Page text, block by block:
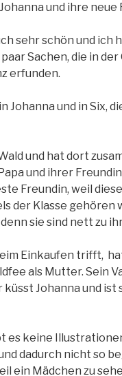
und ihre
sehr schön und ich
Sachen, die in
erfunden.
Johanna und in Six,
und hat dort
und ihrer
Freundin, weil
der Klasse gehören
sie sind nett zu
Einkaufen trifft,
als Mutter. Sein
Johanna und ist
es keine
dadurch nicht so
ein Mädchen zu